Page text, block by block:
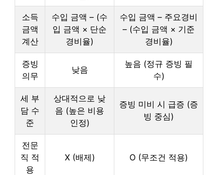
소득
금액
계산
수입 금액 – (수
입 금액 × 단순
경비율)
수입 금액 – 주요경비
– (수입 금액 × 기준
경비율)
증빙
의무
낮음
높음 (정규 증빙 필
수)
세 부
담 수
준
상대적으로 낮
음 (높은 비용
인정)
증빙 미비 시 급증 (증
빙 중심)
전문
직 적
용
X (배제) O (무조건 적용)